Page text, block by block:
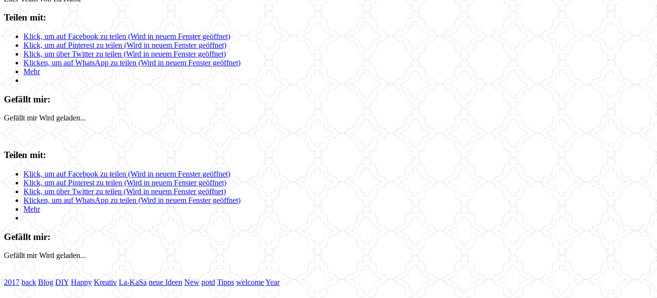
Teilen mit:
Klick, um auf Facebook zu teilen (Wird in neuem Fenster geöffnet)
Klick, um auf Pinterest zu teilen (Wird in neuem Fenster geöffnet)
Klick, um über Twitter zu teilen (Wird in neuem Fenster geöffnet)
Klicken, um auf WhatsApp zu teilen (Wird in neuem Fenster geöffnet)
Mehr
Gefällt mir:
Gefällt mir Wird geladen...
Teilen mit:
Klick, um auf Facebook zu teilen (Wird in neuem Fenster geöffnet)
Klick, um auf Pinterest zu teilen (Wird in neuem Fenster geöffnet)
Klick, um über Twitter zu teilen (Wird in neuem Fenster geöffnet)
Klicken, um auf WhatsApp zu teilen (Wird in neuem Fenster geöffnet)
Mehr
Gefällt mir:
Gefällt mir Wird geladen...
2017 back Blog DIY Happy Kreativ La-KaSa neue Ideen New potd Tipps welcomeYear